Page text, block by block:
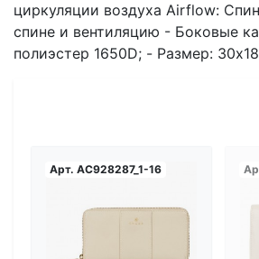
циркуляции воздуха Airflow:
спине и вентиляцию - Боковые
полиэстер 1650D; - Размер:
Арт. AC928287_1-16